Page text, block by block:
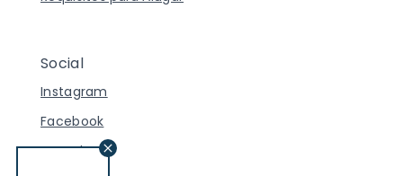
Social
Instagram
Facebook
Youtube